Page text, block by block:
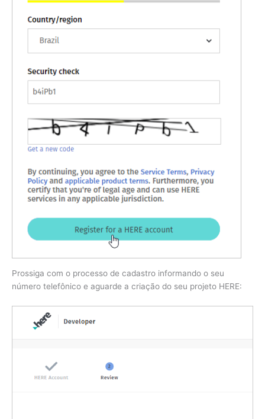
Prossiga com o processo de cadastro informando o seu
número telefônico e aguarde a criação do seu projeto HERE: